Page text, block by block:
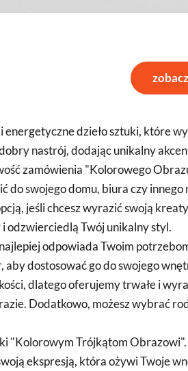
dzieło sztuki, które
nastrój, dodając unikalny
zamówienia "Kolorowego
swojego domu, biura czy
jeśli chcesz wyrazić swoją
odzwierciedlą Twój unikalny styl.
odpowiada Twoim
dostosować go do swojego
dlatego oferujemy trwałe i
Dodatkowo, możesz wybrać
Trójkątom
ekspresją, która ożywi Twoje